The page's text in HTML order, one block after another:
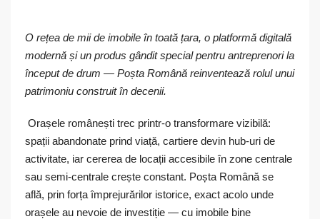
O rețea de mii de imobile în toată țara, o platformă digitală
modernă și un produs gândit special pentru antreprenori la
început de drum — Poșta Română reinventează rolul unui
patrimoniu construit în decenii.
Orașele românești trec printr-o transformare vizibilă:
spații abandonate prind viață, cartiere devin hub-uri de
activitate, iar cererea de locații accesibile în zone centrale
sau semi-centrale crește constant. Poșta Română se
află, prin forța împrejurărilor istorice, exact acolo unde
orașele au nevoie de investiție — cu imobile bine